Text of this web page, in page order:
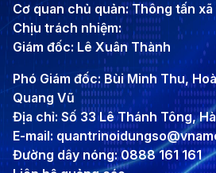
Cơ quan chủ quản: Thông tấn xã
Chịu trách nhiệm:
Giám đốc: Lê Xuân Thành
Phó Giám đốc: Bùi Minh Thu,
Quang Vũ
Địa chỉ: Số 33 Lê Thánh Tông,
E-mail:
Đường dây nóng: 0888 161 161